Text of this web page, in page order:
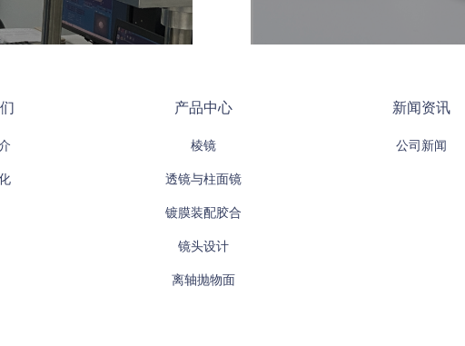
产品中心
棱镜
透镜与柱面镜
镀膜装配胶合
镜头设计
离轴抛物面
新闻资讯
公司新闻